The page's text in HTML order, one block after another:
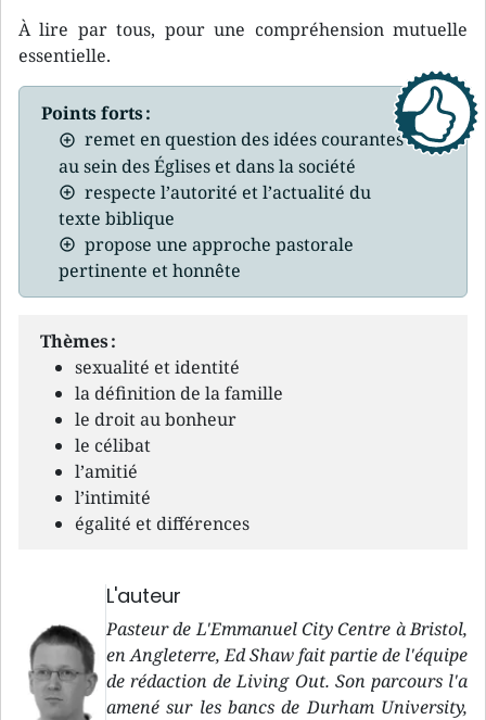
À lire par tous, pour une compréhension mutuelle
essentielle.
Points forts :
remet en question des idées courantes
au sein des Églises et dans la société
respecte l’autorité et l’actualité du
texte biblique
propose une approche pastorale
pertinente et honnête
Thèmes :
sexualité et identité
la définition de la famille
le droit au bonheur
le célibat
l’amitié
l’intimité
égalité et différences
L'auteur
Pasteur de L'Emmanuel City Centre à Bristol,
en Angleterre, Ed Shaw fait partie de l'équipe
de rédaction de Living Out. Son parcours l'a
amené sur les bancs de Durham University,